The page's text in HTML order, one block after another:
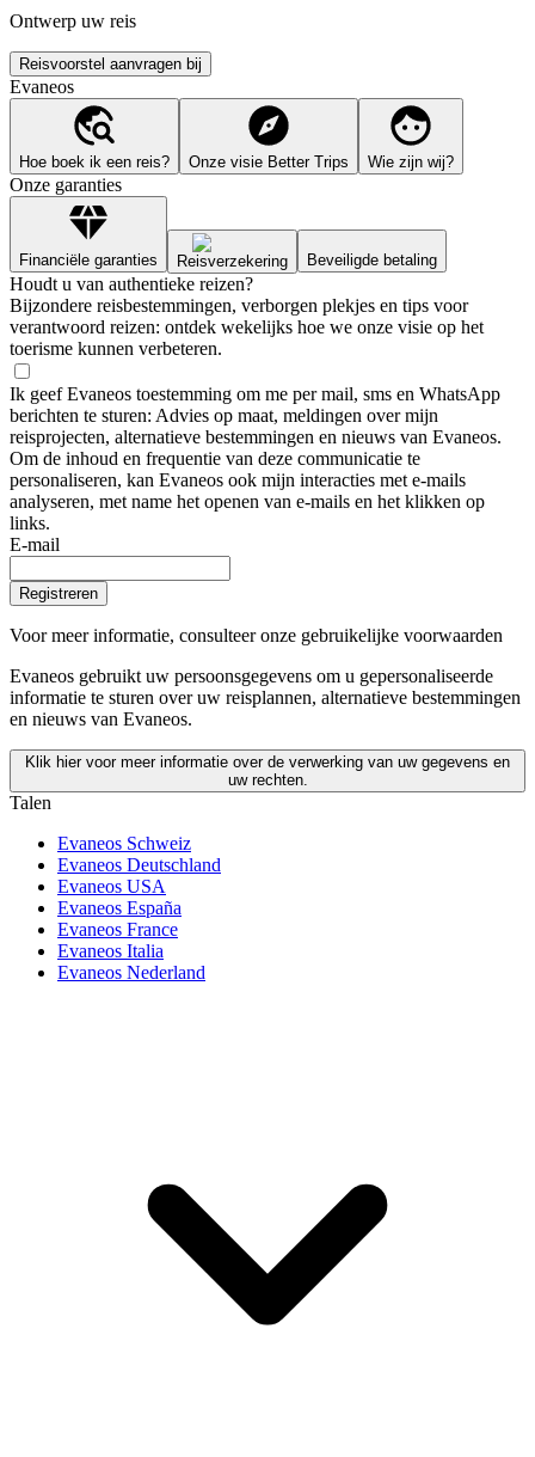
Ontwerp uw reis
Reisvoorstel aanvragen bij
Evaneos
Hoe boek ik een reis? Onze visie Better Trips Wie zijn wij?
Onze garanties
Financiële garanties Reisverzekering Beveiligde betaling
Houdt u van authentieke reizen?
Bijzondere reisbestemmingen, verborgen plekjes en tips voor
verantwoord reizen: ontdek wekelijks hoe we onze visie op het
toerisme kunnen verbeteren.
Ik geef Evaneos toestemming om me per mail, sms en WhatsApp
berichten te sturen: Advies op maat, meldingen over mijn
reisprojecten, alternatieve bestemmingen en nieuws van Evaneos.
Om de inhoud en frequentie van deze communicatie te
personaliseren, kan Evaneos ook mijn interacties met e-mails
analyseren, met name het openen van e-mails en het klikken op
links.
E-mail
Registreren
Voor meer informatie, consulteer onze gebruikelijke voorwaarden
Evaneos gebruikt uw persoonsgegevens om u gepersonaliseerde
informatie te sturen over uw reisplannen, alternatieve bestemmingen
en nieuws van Evaneos.
Klik hier voor meer informatie over de verwerking van uw gegevens en
uw rechten.
Talen
Evaneos Schweiz
Evaneos Deutschland
Evaneos USA
Evaneos España
Evaneos France
Evaneos Italia
Evaneos Nederland